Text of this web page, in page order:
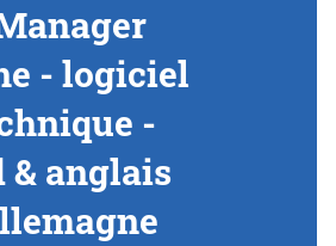
- logiciel
-
& anglais